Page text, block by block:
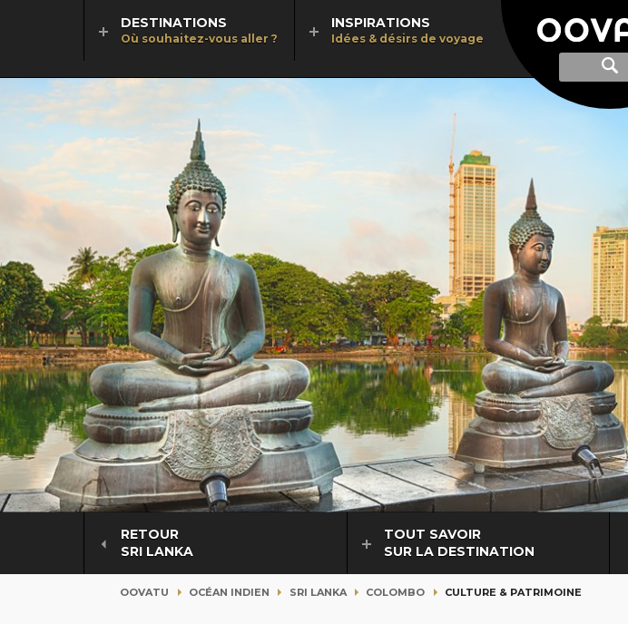
Afficher
recherche
Recherche
DESTINATIONS
Où souhaitez-vous aller ?
INSPIRATIONS
Idées & désirs de voyage
RETOUR
SRI LANKA
TOUT SAVOIR
SUR LA DESTINATION
OOVATU OCÉAN INDIEN SRI LANKA COLOMBO CULTURE & PATRIMOINE